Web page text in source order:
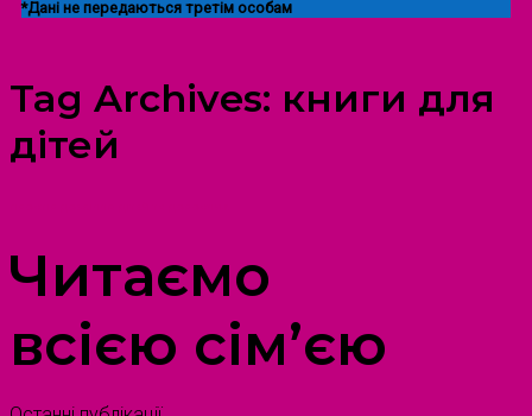
*Дані не передаються третім особам
Tag Archives: книги для
дітей
Читаємо
всією сім’єю